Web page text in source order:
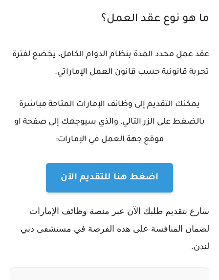
ما هو نوع عقد العمل؟
عقد عمل محدد المدة بنظام الدوام الكامل، يخضع لفترة
تجربة قانونية حسب قانون العمل الإماراتي.
يمكنك التقديم إلى وظائف الإمارات المتاحة مباشرة
بالضغط على الزر التالي، والذي سيوجهك إلى صفحة او
موقع جهة العمل في الإمارات:
اضغط هنا للتقديم الآن
سارع بتقديم طلبك الآن عبر منصة وظائف الإمارات
لضمان المنافسة على هذه الفرصة في مستشفى دبي
لندن.